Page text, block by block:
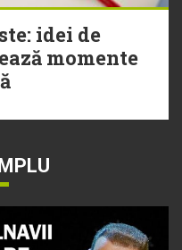
idei de
momente